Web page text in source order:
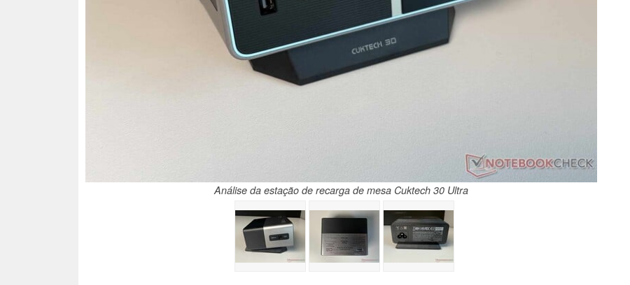
Análise da estação de recarga de mesa Cuktech 30 Ultra